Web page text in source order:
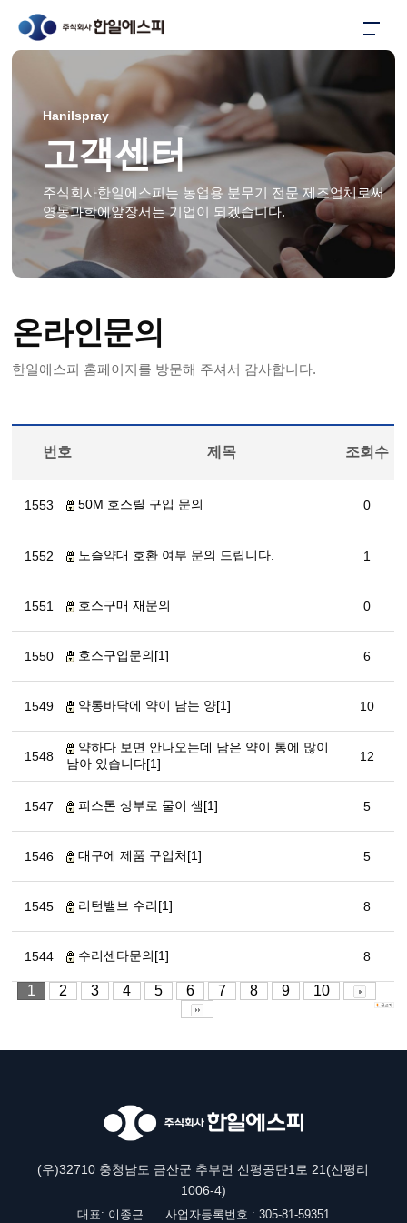
Hanilspray
고객센터
주식회사한일에스피는 농업용 분무기 전문 제조업체로써
영농과학에앞장서는 기업이 되겠습니다.
온라인문의
한일에스피 홈페이지를 방문해 주셔서 감사합니다.
번호 제목 조회수
1553 50M 호스릴 구입 문의 0
1552 노즐약대 호환 여부 문의 드립니다. 1
1551 호스구매 재문의 0
1550 호스구입문의[1] 6
1549 약통바닥에 약이 남는 양[1] 10
1548
약하다 보면 안나오는데 남은 약이 통에 많이
남아 있습니다[1]
12
1547 피스톤 상부로 물이 샘[1] 5
1546 대구에 제품 구입처[1] 5
1545 리턴밸브 수리[1] 8
1544 수리센타문의[1] 8
1 2 3 4 5 6 7 8 9 10
(우)32710 충청남도 금산군 추부면 신평공단1로 21(신평리
1006-4)
대표: 이종근 사업자등록번호 : 305-81-59351